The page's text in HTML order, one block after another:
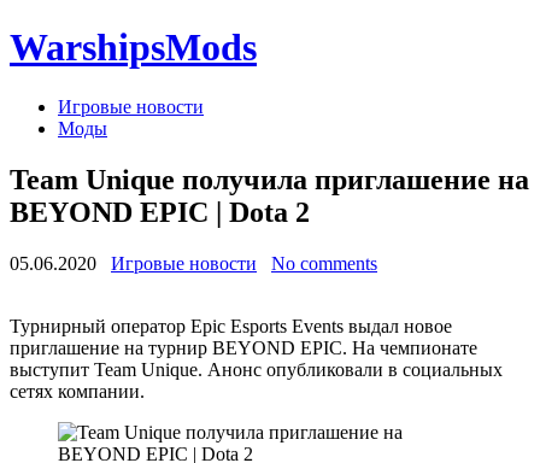
WarshipsMods
Игровые новости
Моды
Team Unique получила приглашение на
BEYOND EPIC | Dota 2
05.06.2020 Игровые новости No comments
Турнирный оператор Epic Esports Events выдал новое
приглашение на турнир BEYOND EPIC. На чемпионате
выступит Team Unique. Анонс опубликовали в социальных
сетях компании.